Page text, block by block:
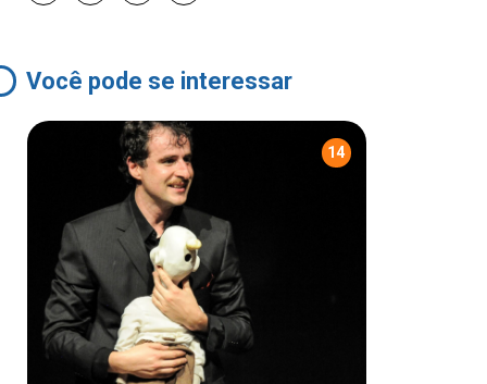
Você pode se interessar
14